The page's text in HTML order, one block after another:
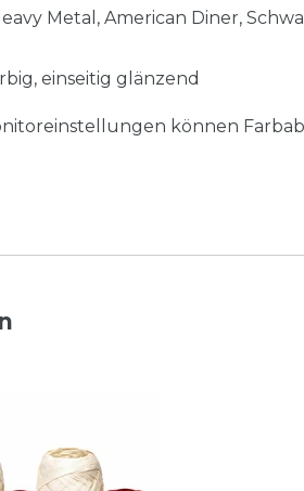
Metal, American Diner,
einseitig glänzend
können